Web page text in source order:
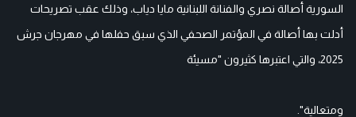
السورية أصالة نصري والفنانة اللبنانية مايا دياب، وذلك عقب تصريحات
أدلت بها أصالة في المؤتمر الصحفي الذي سبق حفلها في مهرجان جرش
2025، والتي اعتبرها كثيرون "مسيئة
ومتعالية".